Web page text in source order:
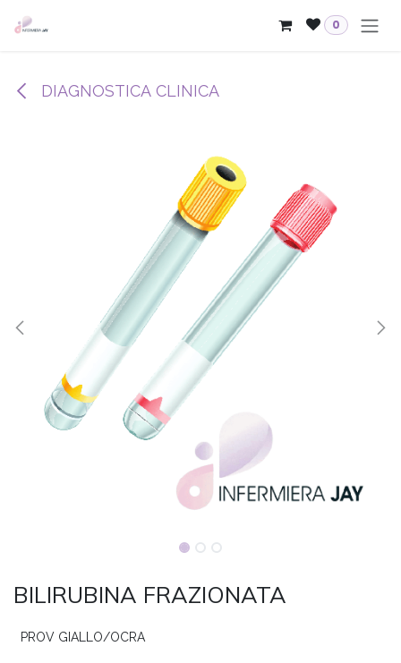
Passa al contenuto
0
DIAGNOSTICA CLINICA
BILIRUBINA FRAZIONATA
PROV GIALLO/OCRA